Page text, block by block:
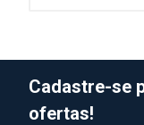
Cadastre-se
ofertas!